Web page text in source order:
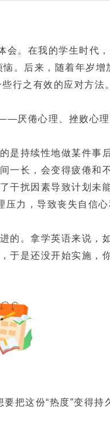
会。在我的学生时代
。后来，随着年岁
行之有效的应对方法
厌倦心理、挫败心
是持续性地做某件事
一长，会变得疲倦和
扰因素导致计划未
压力，导致丧失自信
的。拿学英语来说，
于是还没开始实施，
把这份“热度”变得